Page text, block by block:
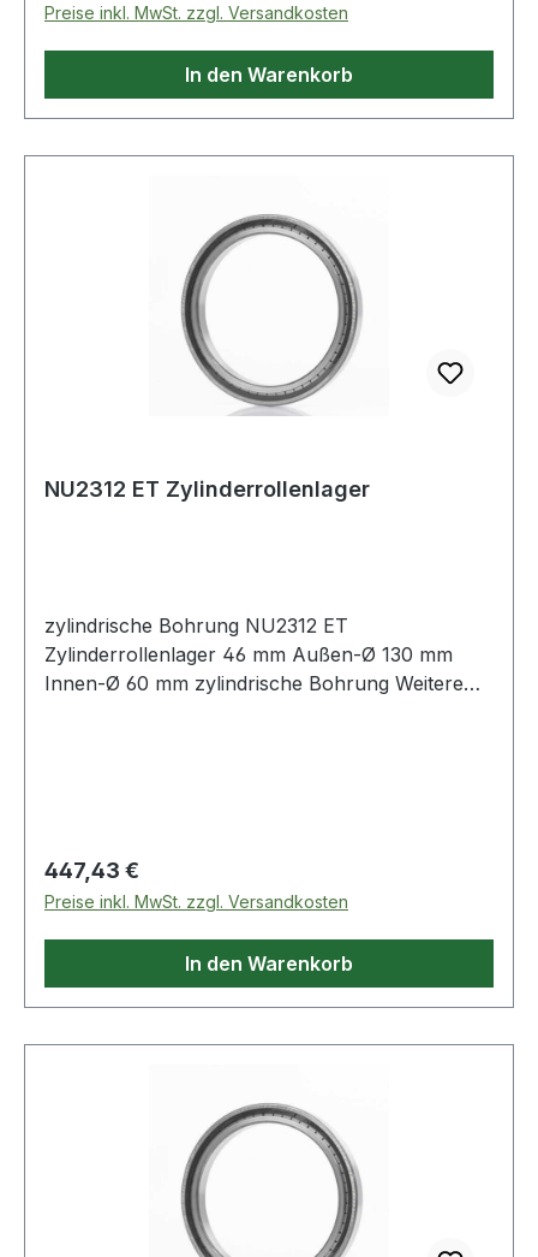
Preise inkl. MwSt. zzgl. Versandkosten
In den Warenkorb
NU2312 ET Zylinderrollenlager
zylindrische Bohrung NU2312 ET
Zylinderrollenlager 46 mm Außen-Ø 130 mm
Innen-Ø 60 mm zylindrische Bohrung Weitere
Regulärer Preis:
447,43 €
Preise inkl. MwSt. zzgl. Versandkosten
In den Warenkorb